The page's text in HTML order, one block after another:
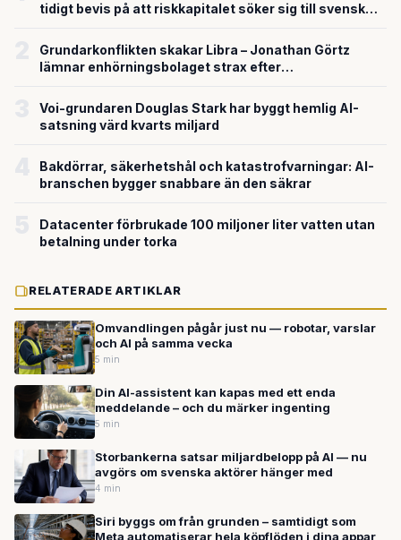
tidigt bevis på att riskkapitalet söker sig till svensk
Grundarkonflikten skakar Libra – Jonathan Görtz
lämnar enhörningsbolaget strax efter
Voi-grundaren Douglas Stark har byggt hemlig AI-
satsning värd kvarts miljard
Bakdörrar, säkerhetshål och katastrofvarningar: AI-
branschen bygger snabbare än den säkrar
Datacenter förbrukade 100 miljoner liter vatten utan
betalning under torka
RELATERADE ARTIKLAR
Omvandlingen pågår just nu — robotar, varslar
och AI på samma vecka
5 min
Din AI-assistent kan kapas med ett enda
meddelande – och du märker ingenting
5 min
Storbankerna satsar miljardbelopp på AI — nu
avgörs om svenska aktörer hänger med
4 min
Siri byggs om från grunden – samtidigt som
Meta automatiserar hela köpflöden i dina appar